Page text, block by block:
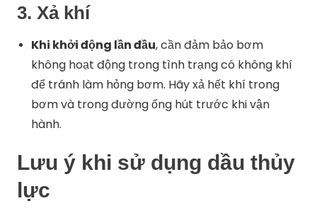
3.Xả khí
Khi khởi động lần đầu, cần đảm bảo bơm
không hoạt động trong tình trạng có không khí
để tránh làm hỏng bơm. Hãy xả hết khí trong
bơm và trong đường ống hút trước khi vận
hành.
Lưu ý khi sử dụng dầu thủy
lực